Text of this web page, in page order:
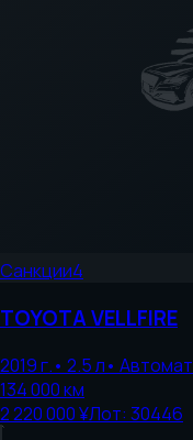
Санкции4
TOYOTAVELLFIRE
2019г.• 2.5л• Автомат
134 000км
2 220 000 ¥Лот: 30446